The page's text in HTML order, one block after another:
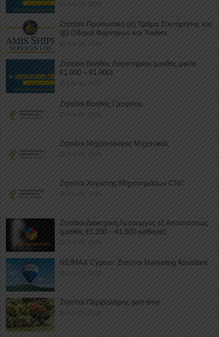
July 31, 2026
Ζητείται Προσωπικό (α) Τμήμα Συντήρησης και
(β) Οδηγοί Φορτηγών και Trailers
July 31, 2026
Ζητείται Βοηθός Λογιστηρίου (μισθός μικτά
€1.600 – €1.800)
July 31, 2026
Ζητείται Βοηθός Γραφείου
July 30, 2026
Ζητείται Μηχανολόγος Μηχανικός
July 30, 2026
Ζητείται Χειριστής Μηχανημάτων CNC
July 29, 2026
Ζητείται Διοικητική Λειτουργός εξ Αποστάσεως
(μισθός €1.200 – €1.600 καθαρά)
July 27, 2026
RE/MAX Cyprus: Ζητείται Marketing Assistant
July 27, 2026
Ζητείται Περιβολάρης part-time
July 27, 2026